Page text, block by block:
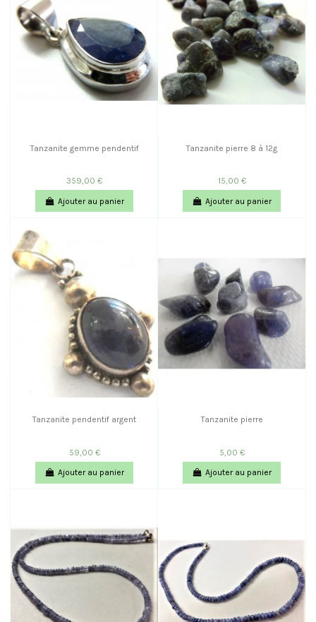
Tanzanite gemme pendentif
359,00 €
Ajouter au panier
Tanzanite pierre 8 à 12g
15,00 €
Ajouter au panier
Tanzanite pendentif argent
59,00 €
Ajouter au panier
Tanzanite pierre
5,00 €
Ajouter au panier